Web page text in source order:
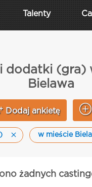
Talenty
dodatki (gra)
Bielawa
Dodaj ankietę
w mieście
żadnych